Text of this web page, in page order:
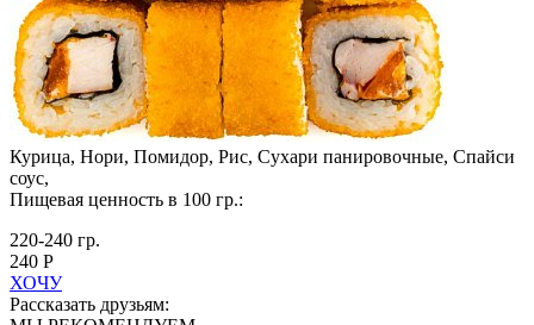
Курица, Нори, Помидор, Рис, Сухари панировочные, Спайси
соус,
Пищевая ценность в 100 гр.:
220-240 гр.
240 Р
ХОЧУ
Рассказать друзьям: